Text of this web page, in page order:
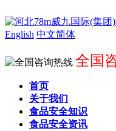
English 中文简体
全国
首页
关于我们
食品安全知识
食品安全资讯